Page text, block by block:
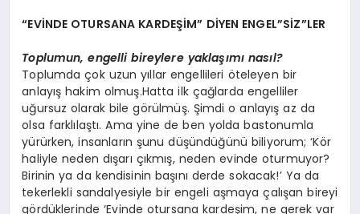
“EVİNDE OTURSANA KARDEŞİM” DİYEN ENGEL”SİZ”LER
Toplumun, engelli bireylere yaklaşımı nasıl?
Toplumda çok uzun yıllar engellileri öteleyen bir
anlayış hakim olmuş.Hatta ilk çağlarda engelliler
uğursuz olarak bile görülmüş. Şimdi o anlayış az da
olsa farklılaştı. Ama yine de ben yolda bastonumla
yürürken, insanların şunu düşündüğünü biliyorum; ‘Kör
haliyle neden dışarı çıkmış, neden evinde oturmuyor?
Birinin ya da kendisinin başını derde sokacak!’ Ya da
tekerlekli sandalyesiyle bir engeli aşmaya çalışan bireyi
gördüklerinde ‘Evinde otursana kardeşim, ne gerek var